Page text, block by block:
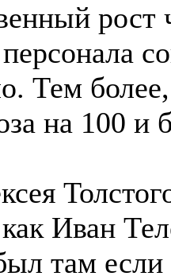
Тем
на 100 и
Иван
там